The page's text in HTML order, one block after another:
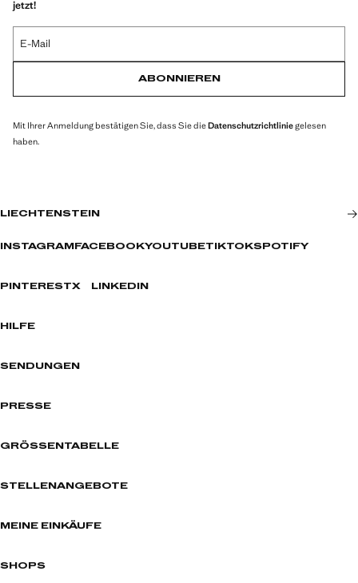
jetzt!
E-Mail
ABONNIEREN
Mit Ihrer Anmeldung bestätigen Sie, dass Sie dieDatenschutzrichtliniegelesen
haben.
LIECHTENSTEIN
INSTAGRAM FACEBOOKYOUTUBETIKTOKSPOTIFY
PINTERESTX LINKEDIN
HILFE
SENDUNGEN
PRESSE
GRÖSSENTABELLE
STELLENANGEBOTE
MEINE EINKÄUFE
SHOPS